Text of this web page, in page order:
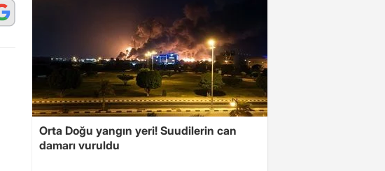
Orta Doğu yangın yeri! Suudilerin can
damarı vuruldu